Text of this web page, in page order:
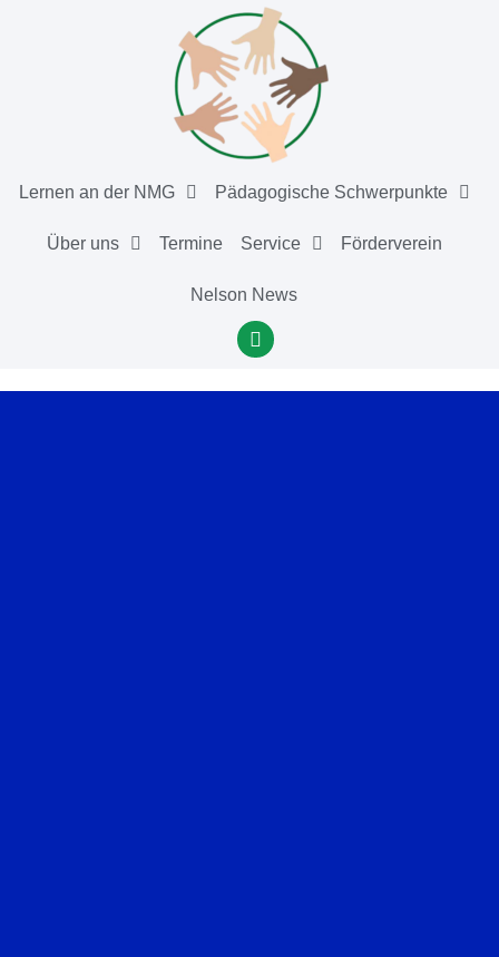
Lernen an der NMG Pädagogische Schwerpunkte
Über uns Termine Service Förderverein
Nelson News